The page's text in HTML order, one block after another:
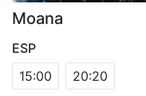
Moana
ESP
15:00
20:20